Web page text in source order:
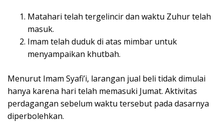
Matahari telah tergelincir dan waktu Zuhur telah
masuk.
Imam telah duduk di atas mimbar untuk
menyampaikan khutbah.
Menurut Imam Syafi’i, larangan jual beli tidak dimulai
hanya karena hari telah memasuki Jumat. Aktivitas
perdagangan sebelum waktu tersebut pada dasarnya
diperbolehkan.